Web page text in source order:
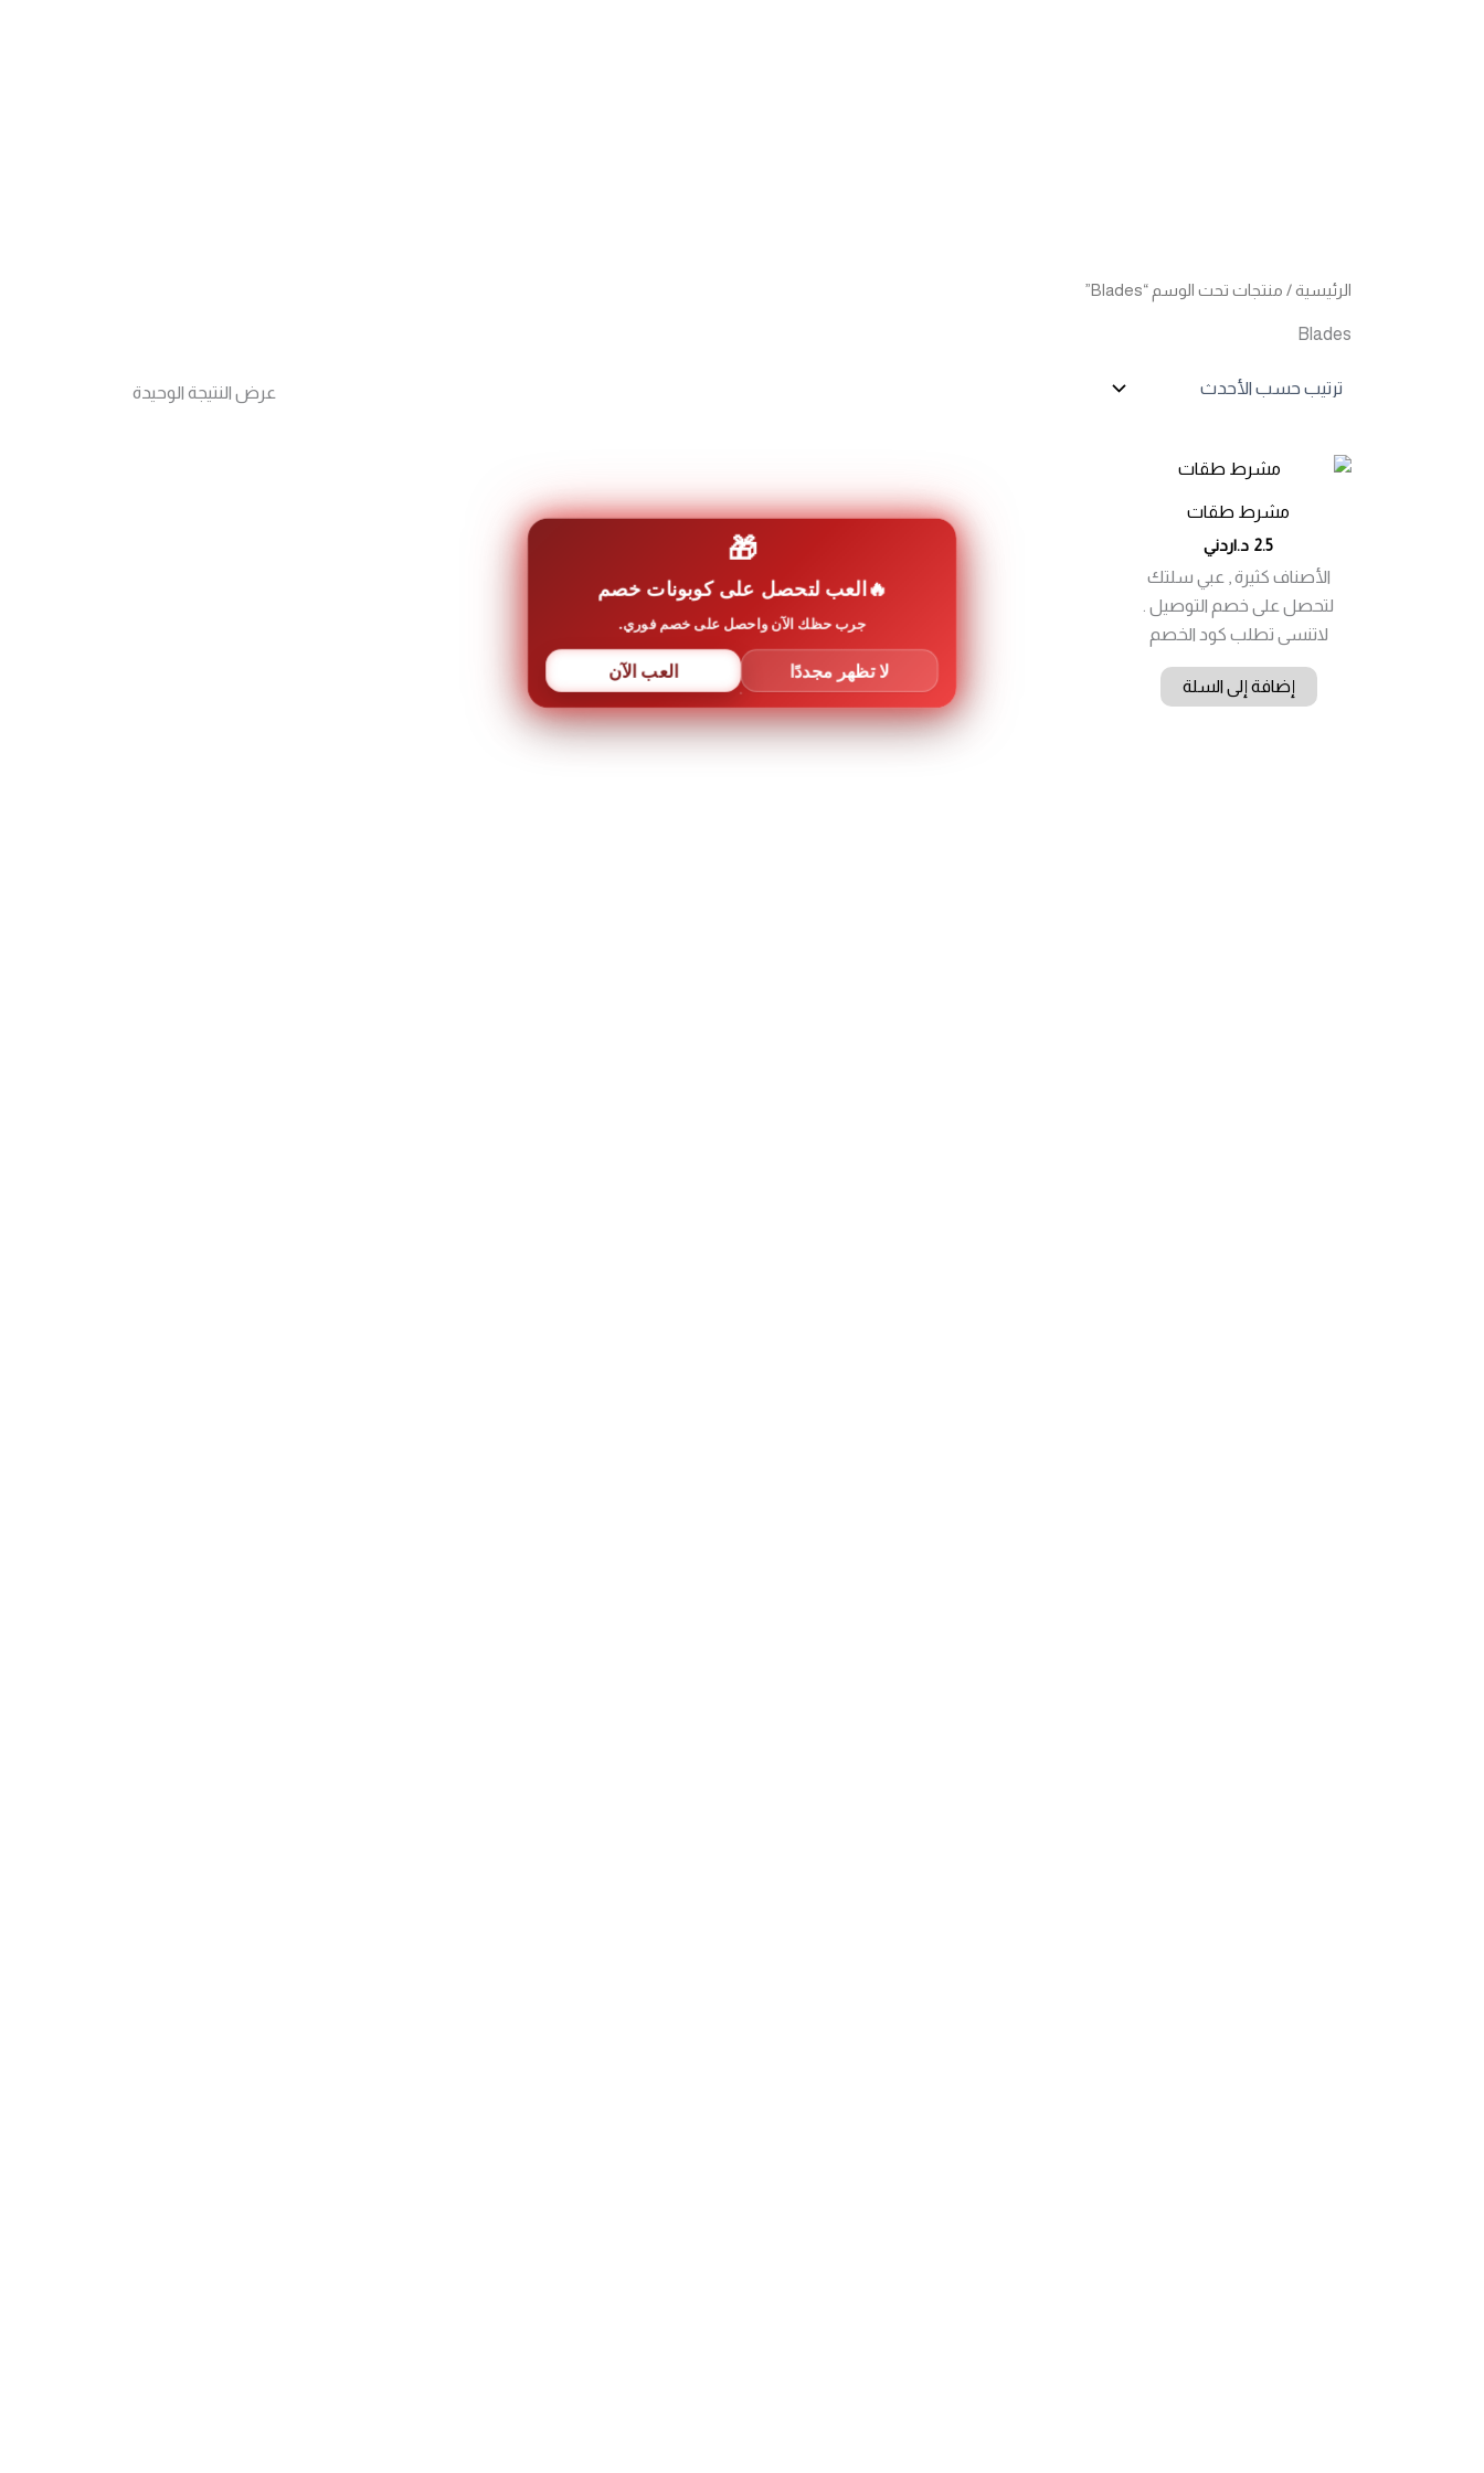
الرئيسية/ منتجات تحت الوسم “Blades”
Blades
عرض النتيجة الوحيدة
مشرط طقات
2.5 د.اردني
الأصناف كثيرة , عبي سلتك
لتحصل على خصم التوصيل .
لاتنسى تطلب كود الخصم
إضافة إلى السلة
🎁
العب لتحصل على كوبونات خصم
جرب حظك الآن واحصل على خصم فوري.
لا تظهر مجددًا العب الآن